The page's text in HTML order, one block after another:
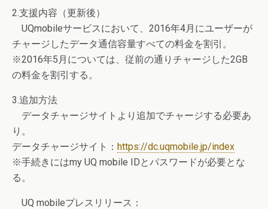
2.支援内容（更新後）
UQmobileサービスにおいて、2016年4月にユーザーが
チャージしたデータ通信容量すべての料金を割引。
※2016年5月については、従前の通りチャージした2GB
の料金を割引する。
3.追加方法
データチャージサイトより追加でチャージする必要あ
り。
データチャージサイト： https://dc.uqmobile.jp/index
※手続きにはmy UQ mobile IDとパスワードが必要とな
る。
UQ mobileプレスリリース：